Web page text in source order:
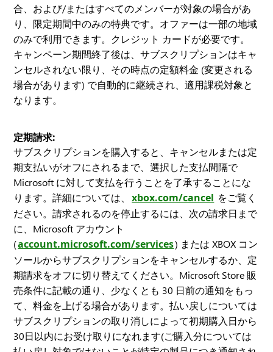
合、および/またはすべてのメンバーが対象の場合があ
り、限定期間中のみの特典です。オファーは一部の地域
のみで利用できます。クレジット カードが必要です。
キャンペーン期間終了後は、サブスクリプションはキャ
ンセルされない限り、その時点の定額料金 (変更される
場合があります) で自動的に継続され、適用課税対象と
なります。
定期請求:
サブスクリプションを購入すると、キャンセルまたは定
期支払いがオフにされるまで、選択した支払間隔で
Microsoft に対して支払を行うことを了承することにな
ります。詳細については、 xbox.com/cancel をご覧く
ださい。請求されるのを停止するには、次の請求日まで
に、Microsoft アカウント
(account.microsoft.com/services) または XBOX コン
ソールからサブスクリプションをキャンセルするか、定
期請求をオフに切り替えてください。Microsoft Store 販
売条件に記載の通り、少なくとも 30 日前の通知をもっ
て、料金を上げる場合があります。払い戻しについては
サブスクリプションの取り消しによって初期購入日から
30日以内にお受け取りになれます(ご購入分については